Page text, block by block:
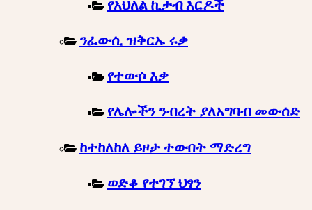
የአህለል ኪታብ እርዶች
ንፈውሲ ዝቅርኡ ሩቃ
የተውሶ እቃ
የሌሎችን ንብረት ያለአግባብ መውሰድ
ከተከለከለ ይዞታ ተውበት ማድረግ
ወድቆ የተገኘ ህፃን